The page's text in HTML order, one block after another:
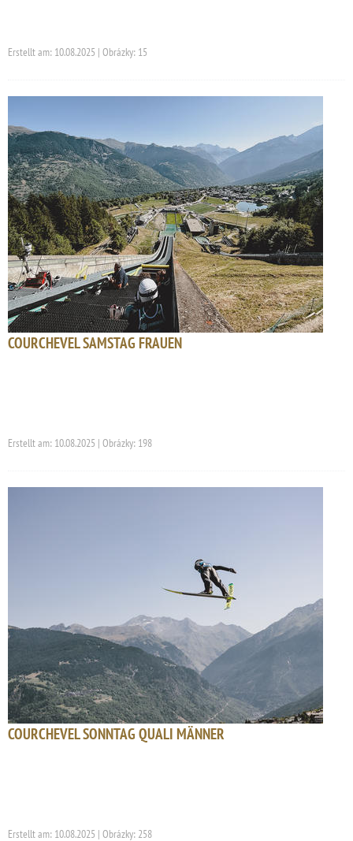
Erstellt am: 10.08.2025 | Obrázky: 15
COURCHEVEL SAMSTAG FRAUEN
Erstellt am: 10.08.2025 | Obrázky: 198
COURCHEVEL SONNTAG QUALI MÄNNER
Erstellt am: 10.08.2025 | Obrázky: 258